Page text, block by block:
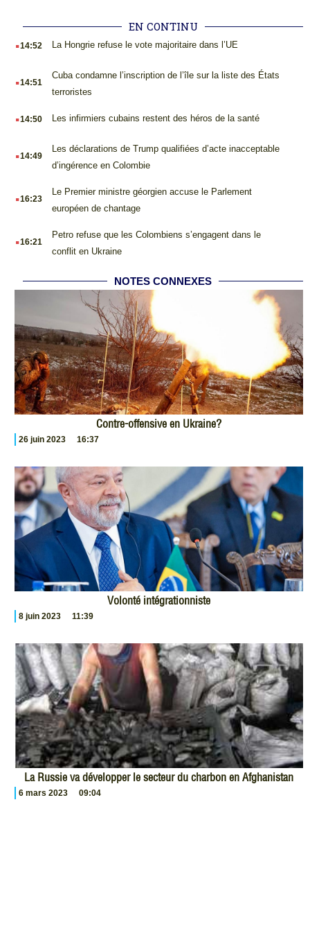
EN CONTINU
.14:52 La Hongrie refuse le vote majoritaire dans l’UE
.14:51
Cuba condamne l’inscription de l’île sur la liste des États
terroristes
.14:50 Les infirmiers cubains restent des héros de la santé
.14:49
Les déclarations de Trump qualifiées d’acte inacceptable
d’ingérence en Colombie
.16:23
Le Premier ministre géorgien accuse le Parlement
européen de chantage
.16:21
Petro refuse que les Colombiens s’engagent dans le
conflit en Ukraine
NOTES CONNEXES
Contre-offensive en Ukraine?
26 juin 2023 16:37
Volonté intégrationniste
8 juin 2023 11:39
La Russie va développer le secteur du charbon en Afghanistan
6 mars 2023 09:04